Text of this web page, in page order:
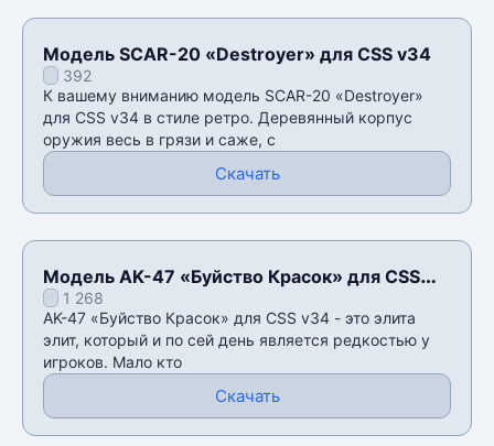
Модель SCAR-20 «Destroyer» для CSS v34
392
К вашему вниманию модель SCAR-20 «Destroyer»
для CSS v34 в стиле ретро. Деревянный корпус
оружия весь в грязи и саже, с
Скачать
Модель AK-47 «Буйство Красок» для CSS
v341 268
AK-47 «Буйство Красок» для CSS v34 - это элита
элит, который и по сей день является редкостью у
игроков. Мало кто
Скачать